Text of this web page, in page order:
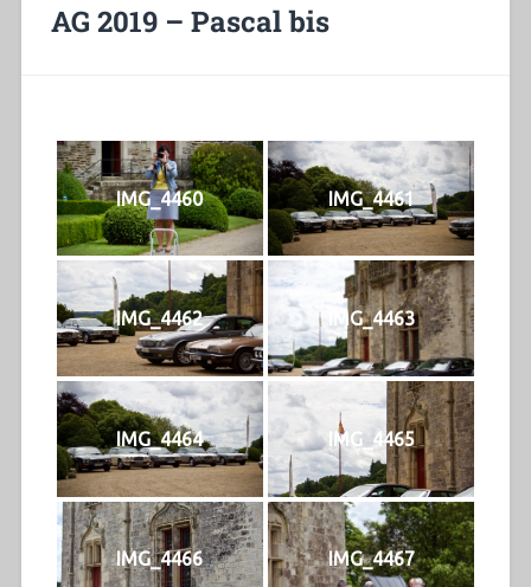
AG 2019 – Pascal bis
IMG_4460 IMG_4461
IMG_4462 IMG_4463
IMG_4464 IMG_4465
IMG_4466 IMG_4467